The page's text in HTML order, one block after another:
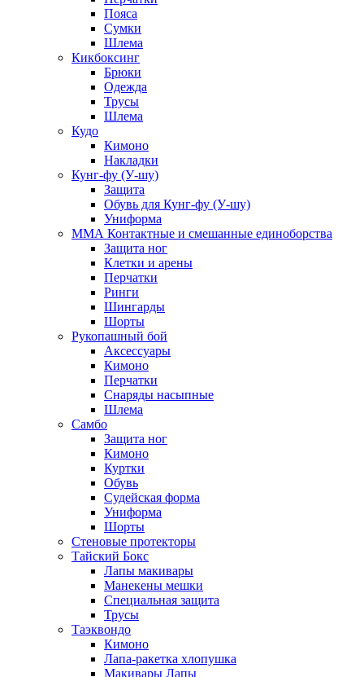
Пояса
Сумки
Шлема
Кикбоксинг
Брюки
Одежда
Трусы
Шлема
Кудо
Кимоно
Накладки
Кунг-фу (У-шу)
Защита
Обувь для Кунг-фу (У-шу)
Униформа
ММА Контактные и смешанные единоборства
Защита ног
Клетки и арены
Перчатки
Ринги
Шингарды
Шорты
Рукопашный бой
Аксессуары
Кимоно
Перчатки
Снаряды насыпные
Шлема
Самбо
Защита ног
Кимоно
Куртки
Обувь
Судейская форма
Униформа
Шорты
Стеновые протекторы
Тайский Бокс
Лапы макивары
Манекены мешки
Специальная защита
Трусы
Таэквондо
Кимоно
Лапа-ракетка хлопушка
Макивары Лапы